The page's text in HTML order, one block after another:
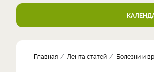
Главная Лента статей Болезни и